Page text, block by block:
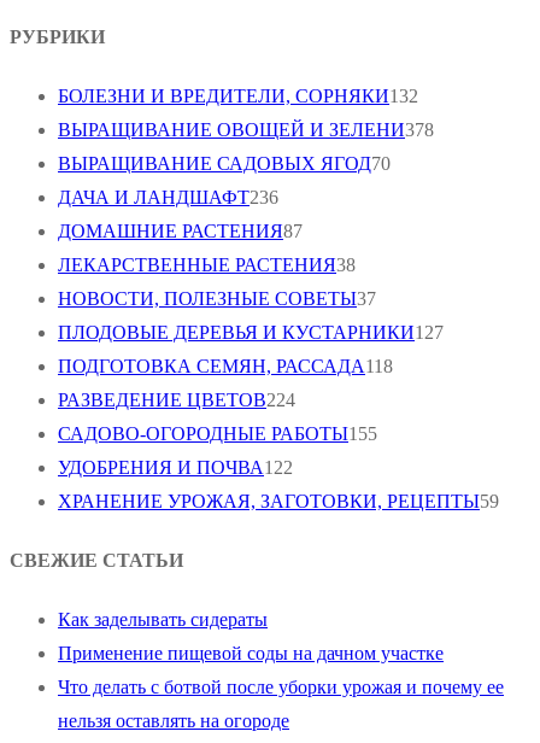
РУБРИКИ
БОЛЕЗНИ И ВРЕДИТЕЛИ, СОРНЯКИ132
ВЫРАЩИВАНИЕ ОВОЩЕЙ И ЗЕЛЕНИ378
ВЫРАЩИВАНИЕ САДОВЫХ ЯГОД70
ДАЧА И ЛАНДШАФТ236
ДОМАШНИЕ РАСТЕНИЯ87
ЛЕКАРСТВЕННЫЕ РАСТЕНИЯ38
НОВОСТИ, ПОЛЕЗНЫЕ СОВЕТЫ37
ПЛОДОВЫЕ ДЕРЕВЬЯ И КУСТАРНИКИ127
ПОДГОТОВКА СЕМЯН, РАССАДА118
РАЗВЕДЕНИЕ ЦВЕТОВ224
САДОВО-ОГОРОДНЫЕ РАБОТЫ155
УДОБРЕНИЯ И ПОЧВА122
ХРАНЕНИЕ УРОЖАЯ, ЗАГОТОВКИ, РЕЦЕПТЫ59
СВЕЖИЕ СТАТЬИ
Как заделывать сидераты
Применение пищевой соды на дачном участке
Что делать с ботвой после уборки урожая и почему ее
нельзя оставлять на огороде